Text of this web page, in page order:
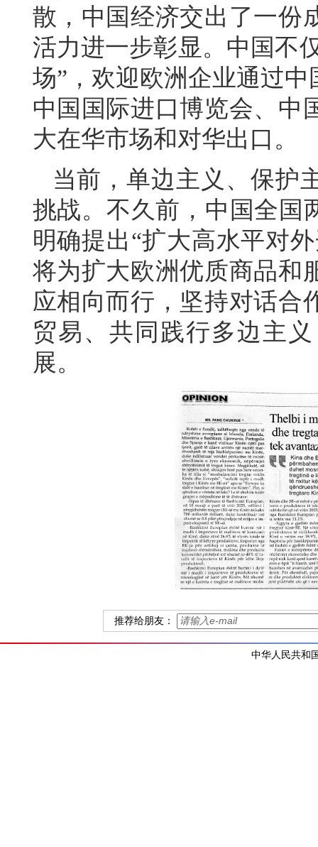
散，中国经济交出了一份
活力进一步彰显。中国不
场”，欢迎欧洲企业通过
中国国际进口博览会、
大在华市场和对华出口。
当前，单边主义、保护
挑战。不久前，中国全国
明确提出“扩大高水平对
将为扩大欧洲优质商品和
应相向而行，坚持对话合
贸易、共同践行多边主
展。
推荐给朋友：
中华人民共和